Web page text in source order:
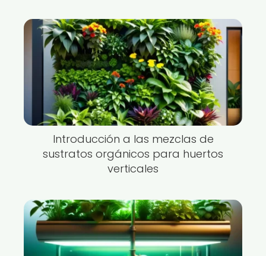
Introducción a las mezclas de
sustratos orgánicos para huertos
verticales